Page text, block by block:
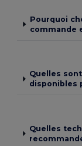
Pourquoi
commande
Quelles
disponibles
Quelles